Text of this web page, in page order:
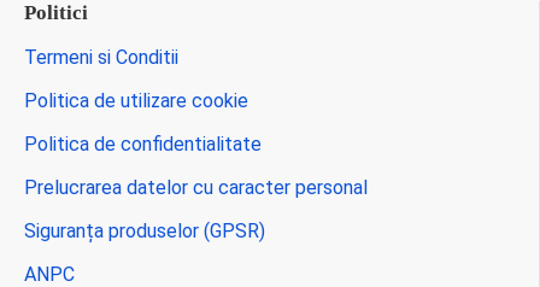
Politici
Termeni si Conditii
Politica de utilizare cookie
Politica de confidentialitate
Prelucrarea datelor cu caracter personal
Siguranța produselor (GPSR)
ANPC